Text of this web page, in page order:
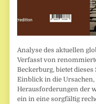
Analyse des aktuellen
Verfasst von
Beckerburg, bietet
Einblick in die
Herausforderungen der
ein in eine sorgfältig